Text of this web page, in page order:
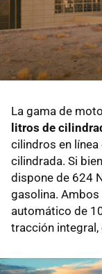
La gama de
litros de
cilindros en
cilindrada. Si
dispone de 624
gasolina.
automático de
tracción integral,